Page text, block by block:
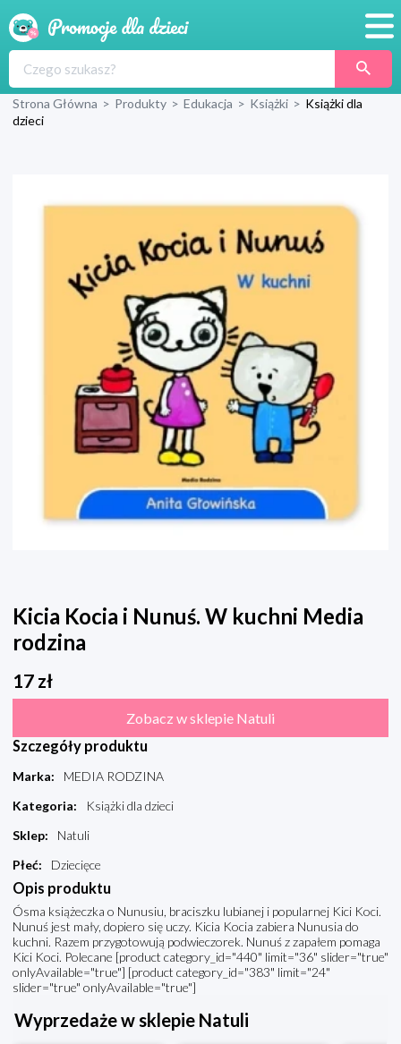
Produkty
Wyprawka
Strona Główna > Produkty > Edukacja > Książki > Książki dla
dzieci
Kicia Kocia i Nunuś. W kuchni Media
rodzina
17 zł
Zobacz w sklepie Natuli
Szczegóły produktu
Marka:
MEDIA RODZINA
Kategoria:
Książki dla dzieci
Sklep:
Natuli
Płeć: Dziecięce
Opis produktu
Ósma książeczka o Nunusiu, braciszku lubianej i popularnej Kici Koci.
Nunuś jest mały, dopiero się uczy. Kicia Kocia zabiera Nunusia do
kuchni. Razem przygotowują podwieczorek. Nunuś z zapałem pomaga
Kici Koci. Polecane [product category_id="440" limit="36" slider="true"
onlyAvailable="true"] [product category_id="383" limit="24"
slider="true" onlyAvailable="true"]
Wyprzedaże w sklepie Natuli